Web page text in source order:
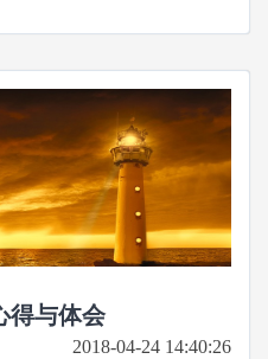
得与体会
2018-04-24 14:40:26